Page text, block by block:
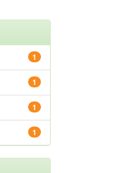
1
1
1
1